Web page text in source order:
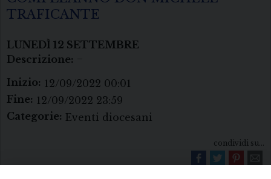
TRAFICANTE
LUNEDÌ 12 SETTEMBRE
Descrizione: –
Inizio: 12/09/2022 00:01
Fine: 12/09/2022 23:59
Categorie: Eventi diocesani
condividi su...